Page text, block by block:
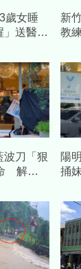
歲女睡
」送醫
新
教
波刀「狠
解剖
陽
捅
人